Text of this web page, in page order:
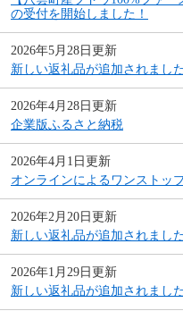
の受付を開始しました！
2026年5月28日更新
新しい返礼品が追加されました
2026年4月28日更新
企業版ふるさと納税
2026年4月1日更新
オンラインによるワンストッ
2026年2月20日更新
新しい返礼品が追加されました
2026年1月29日更新
新しい返礼品が追加されました